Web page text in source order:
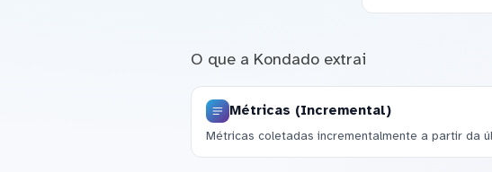
O que a Kondado extrai
Métricas (Incremental)
Métricas coletadas incrementalmente a partir da